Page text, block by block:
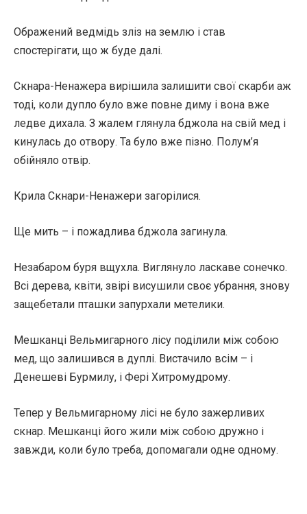
Ображений ведмідь зліз на землю і став
спостерігати, що ж буде далі.
Скнара-Ненажера вирішила залишити свої скарби аж
тоді, коли дупло було вже повне диму і вона вже
ледве дихала. З жалем глянула бджола на свій мед і
кинулась до отвору. Та було вже пізно. Полум’я
обійняло отвір.
Крила Скнари-Ненажери загорілися.
Ще мить – і пожадлива бджола загинула.
Незабаром буря вщухла. Виглянуло ласкаве сонечко.
Всі дерева, квіти, звірі висушили своє убрання, знову
защебетали пташки запурхали метелики.
Мешканці Вельмигарного лісу поділили між собою
мед, що залишився в дуплі. Вистачило всім – і
Денешеві Бурмилу, і Фері Хитромудрому.
Тепер у Вельмигарному лісі не було зажерливих
скнар. Мешканці його жили між собою дружно і
завжди, коли було треба, допомагали одне одному.